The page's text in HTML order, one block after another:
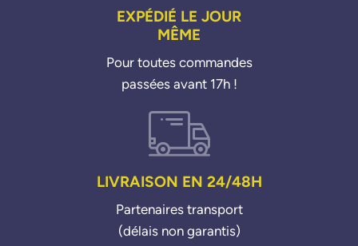
EXPÉDIÉ LE JOUR
MÊME
Pour toutes commandes
passées avant 17h !
LIVRAISON EN 24/48H
Partenaires transport
(délais non garantis)